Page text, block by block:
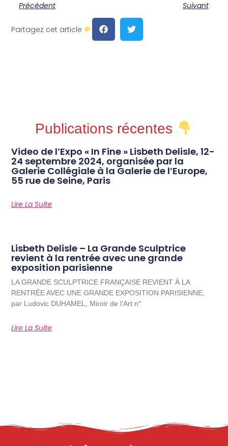
Précédent Suivant
Partagez cet article
Publications récentes
Video de l’Expo « In Fine » Lisbeth Delisle, 12-
24 septembre 2024, organisée par la
Galerie Collégiale à la Galerie de l’Europe,
55 rue de Seine, Paris
Lire La Suite
Lisbeth Delisle – La Grande Sculptrice
revient à la rentrée avec une grande
exposition parisienne
LA GRANDE SCULPTRICE FRANÇAISE REVIENT À LA
RENTRÉE AVEC UNE GRANDE EXPOSITION PARISIENNE,
par Ludovic DUHAMEL, Miroir de l’Art n°
Lire La Suite